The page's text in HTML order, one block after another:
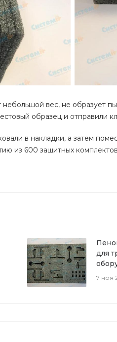
вес, не образует
образец и отправили
в накладки, а затем
из 600 защитных
для
7 ноя